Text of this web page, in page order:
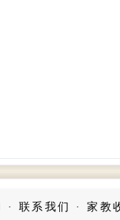
· 联系我们 ·家教